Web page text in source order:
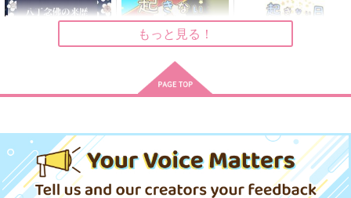
探梅庵
432円（税込）
八丁念仏
1,100円（税込）
そらまめごはん
1,100円 （税込）
カリム・アルアジーム
もっと見る！